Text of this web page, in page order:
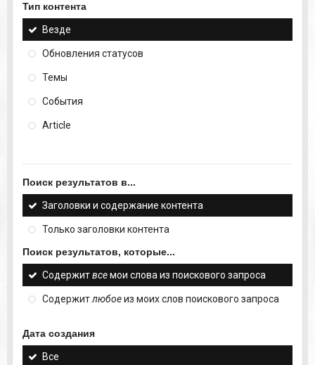
Тип контента
Везде
Обновления статусов
Темы
События
Article
Поиск результатов в...
Заголовки и содержание контента
Только заголовки контента
Поиск результатов, которые...
Содержитвсемои слова из поискового запроса
Содержитлюбоеиз моих слов поискового запроса
Дата создания
Все